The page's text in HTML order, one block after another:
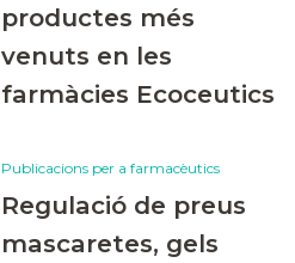
productes més
venuts en les
farmàcies Ecoceutics
Publicacions per a farmacèutics
Regulació de preus
mascaretes, gels